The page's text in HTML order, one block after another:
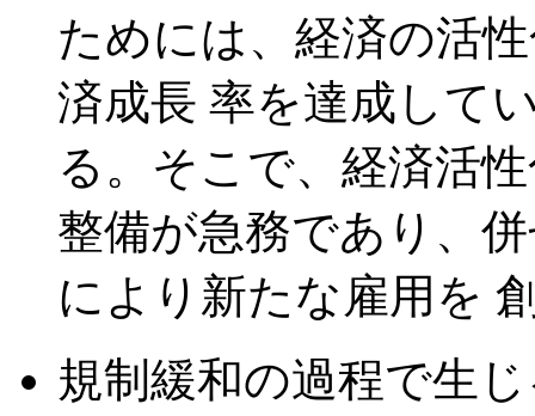
ためには、経済の活
済成長 率を達成して
る。そこで、経済活
整備が急務であり、
により新たな雇用を
規制緩和の過程で生